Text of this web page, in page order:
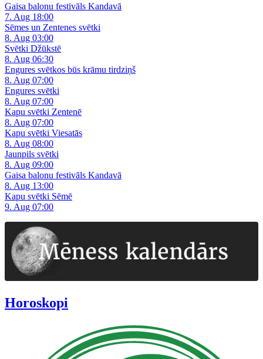
Gaisa balonu festivāls Kandavā
7. Aug 18:00
Sēmes un Zentenes svētki
8. Aug 03:00
Svētki Džūkstē
8. Aug 06:30
Engures svētkos būs krāmu tirdziņš
8. Aug 07:00
Engures svētki
8. Aug 07:00
Kapu svētki Zentenē
8. Aug 07:00
Kapu svētki Viesatās
8. Aug 08:00
Jaunpils svētki
8. Aug 09:00
Gaisa balonu festivāls Kandavā
8. Aug 13:00
Kapu svētki Sēmē
9. Aug 07:00
Horoskopi